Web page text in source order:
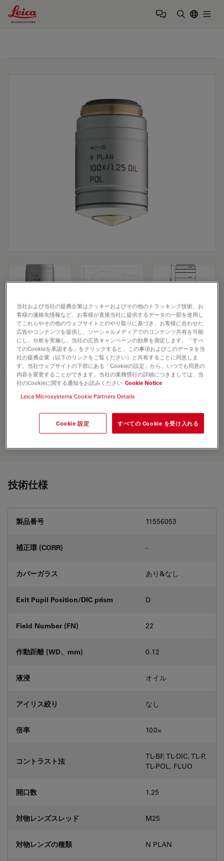
Leica Microsystems Logo
Microscope Objective N PLAN 100x/1,25
OIL POL
見積依頼
Discover the perfect solution. Explore
our
Objective Finder, compare
alternatives, and find the best fit for
技術仕様
製品番号 11556053
補正環 (CORR) -
カバーガラス あり&なし
Exit Pupil Position/DIC prism D
Field Number (FN) 22
作動距離 (WD、mm) 0.12
液浸 オイル
アイリス絞り なし
倍率 100⨉
コントラスト法
TL-BF, TL-DIC, TL-P,
TL-POL, FLUO
開口数 1.25
対物レンズスレッド M25
対物レンズの種類 N PLAN
当社および当社の提携企業はクッキーおよびその他のトラッキング技術、お
客様の連絡先情報など、お客様が直接当社に提供するデータの一部を使用し
てこれらやその他のウェブサイトとのやり取りに基づき、お客様に合わせた
広告やコンテンツを提供し、ソーシャルメディアでのコンテンツ共有を可能
にし、分析を実施し、当社の広告キャンペーンの効果を測定します。「すべ
てのCookieを承認する」をクリックすると、この事項およびこのデータを当
社の提携企業（以下のリンクをご覧ください）と共有することに同意しま
す。当社ウェブサイトの下部にある「Cookieの設定」から、いつでも同意の
内容を変更することができます。当社の業務慣行の詳細につきましては、当
社のCookieに関する通知をお読みください Cookie Notice
Leica Microsystems Cookie Partners Details
Cookie 設定 すべての Cookie を受け入れる